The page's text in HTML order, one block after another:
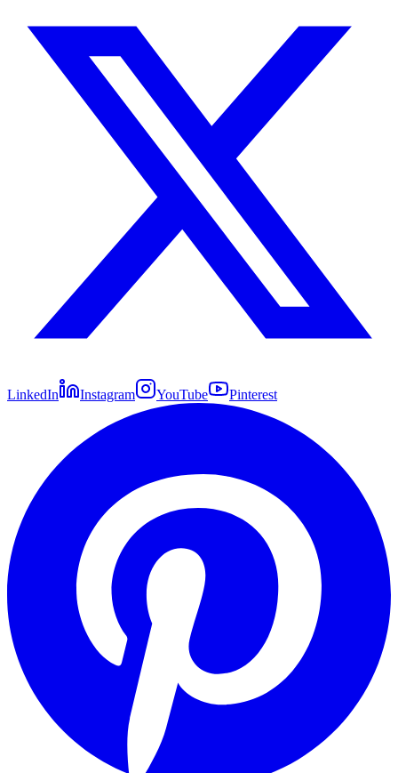
LinkedIn Instagram YouTube Pinterest